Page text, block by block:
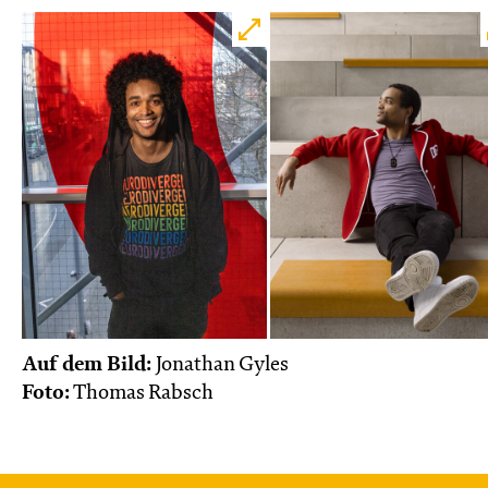
JUNGES SCHAUSPIEL
Das NEIN­horn
von Marc-Uwe Kling und Astrid Henn
Regie: Philipp Alfons Heitmann, Matts Johan
Leenders
Central 1
Karten
So, 25.10. / 16:00 – 17:00
JUNGES SCHAUSPIEL
Auf dem Bild: Jonathan Gyles
Foto:Thomas Rabsch